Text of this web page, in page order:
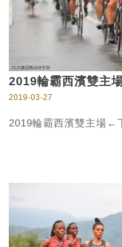
2019輪霸西濱雙主
2019-03-27
2019輪霸西濱雙主場←